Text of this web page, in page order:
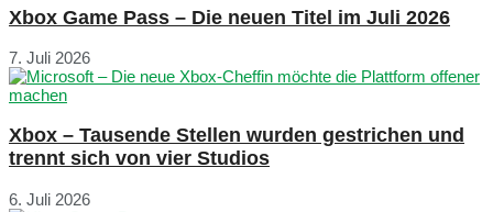
Xbox Game Pass – Die neuen Titel im Juli 2026
7. Juli 2026
Xbox – Tausende Stellen wurden gestrichen und
trennt sich von vier Studios
6. Juli 2026